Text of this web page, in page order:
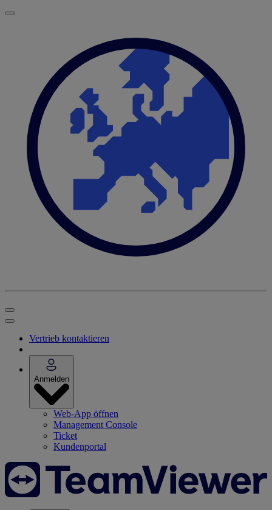
Vertrieb kontaktieren
Anmelden
Web-App öffnen
Management Console
Ticket
Kundenportal